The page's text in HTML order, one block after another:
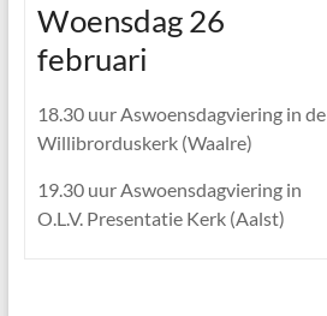
Woensdag 26
februari
18.30 uur Aswoensdagviering in de
Willibrorduskerk (Waalre)
19.30 uur Aswoensdagviering in
O.L.V. Presentatie Kerk (Aalst)